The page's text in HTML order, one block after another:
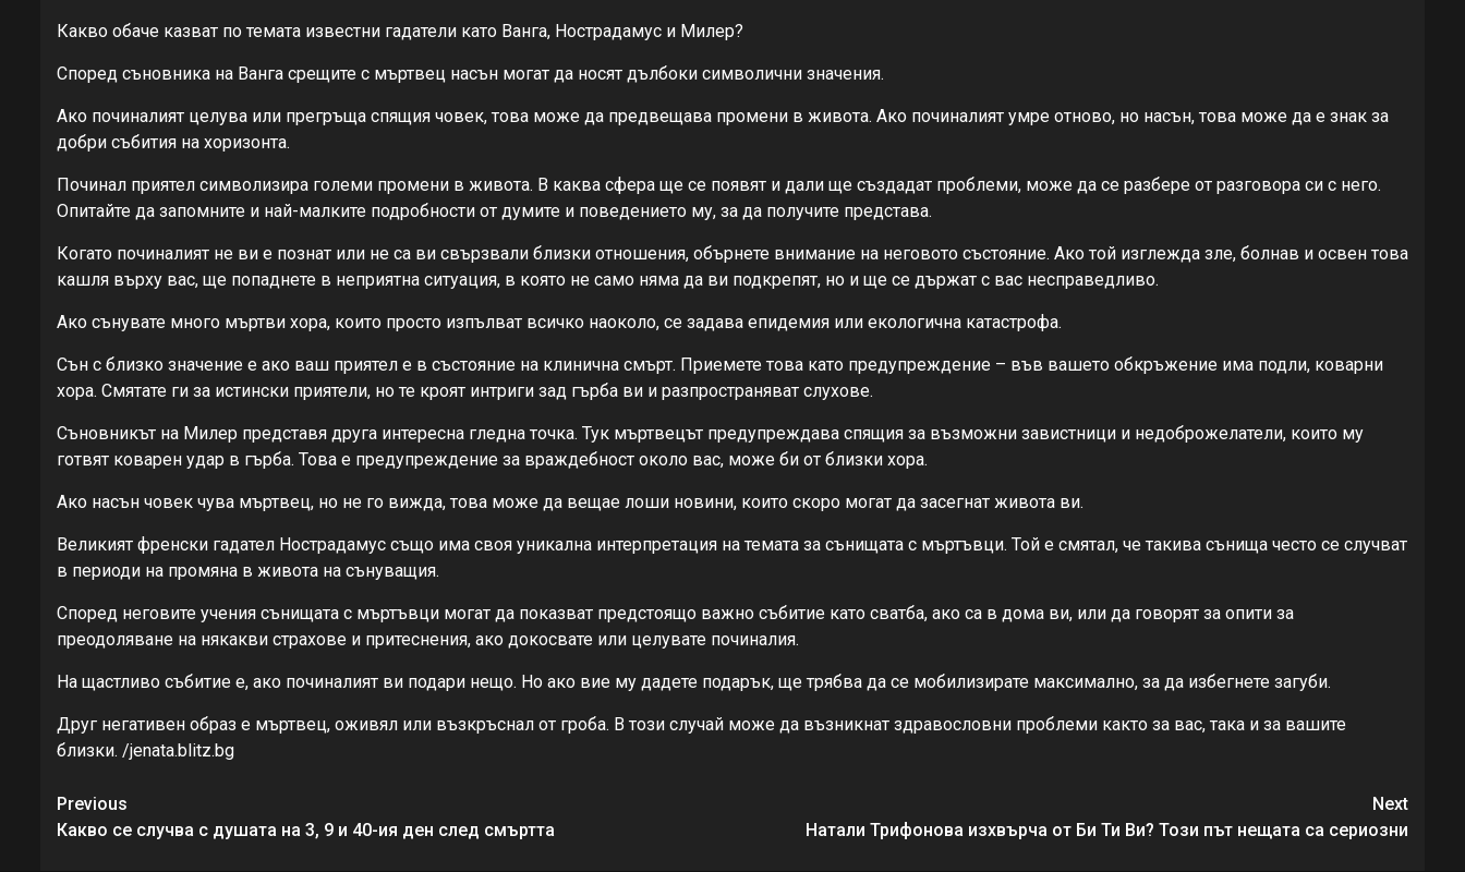
Какво обаче казват по темата известни гадатели като Ванга, Нострадамус и Милер?
Според съновника на Ванга срещите с мъртвец насън могат да носят дълбоки символични значения.
Ако починалият целува или прегръща спящия човек, това може да предвещава промени в живота. Ако починалият умре отново, но насън, това може да е знак за
добри събития на хоризонта.
Починал приятел символизира големи промени в живота. В каква сфера ще се появят и дали ще създадат проблеми, може да се разбере от разговора си с него.
Опитайте да запомните и най-малките подробности от думите и поведението му, за да получите представа.
Когато починалият не ви е познат или не са ви свързвали близки отношения, обърнете внимание на неговото състояние. Ако той изглежда зле, болнав и освен това
кашля върху вас, ще попаднете в неприятна ситуация, в която не само няма да ви подкрепят, но и ще се държат с вас несправедливо.
Ако сънувате много мъртви хора, които просто изпълват всичко наоколо, се задава епидемия или екологична катастрофа.
Сън с близко значение е ако ваш приятел е в състояние на клинична смърт. Приемете това като предупреждение – във вашето обкръжение има подли, коварни
хора. Смятате ги за истински приятели, но те кроят интриги зад гърба ви и разпространяват слухове.
Съновникът на Милер представя друга интересна гледна точка. Тук мъртвецът предупреждава спящия за възможни завистници и недоброжелатели, които му
готвят коварен удар в гърба. Това е предупреждение за враждебност около вас, може би от близки хора.
Ако насън човек чува мъртвец, но не го вижда, това може да вещае лоши новини, които скоро могат да засегнат живота ви.
Великият френски гадател Нострадамус също има своя уникална интерпретация на темата за сънищата с мъртъвци. Той е смятал, че такива сънища често се случват
в периоди на промяна в живота на сънуващия.
Според неговите учения сънищата с мъртъвци могат да показват предстоящо важно събитие като сватба, ако са в дома ви, или да говорят за опити за
преодоляване на някакви страхове и притеснения, ако докосвате или целувате починалия.
На щастливо събитие е, ако починалият ви подари нещо. Но ако вие му дадете подарък, ще трябва да се мобилизирате максимално, за да избегнете загуби.
Друг негативен образ е мъртвец, оживял или възкръснал от гроба. В този случай може да възникнат здравословни проблеми както за вас, така и за вашите
близки. /jenata.blitz.bg
Continue
Reading
Previous
Какво се случва с душата на 3, 9 и 40-ия ден след смъртта
Next
Натали Трифонова изхвърча от Би Ти Ви? Този път нещата са сериозни